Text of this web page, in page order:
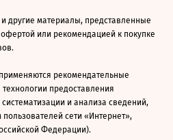
другие материалы, представленные
или рекомендацией к покупке
рекомендательные
предоставления
и анализа сведений,
сети «Интернет»,
Федерации).